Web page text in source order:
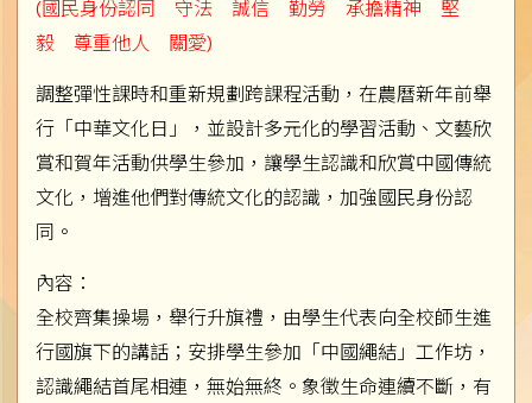
(國民身份認同 守法 誠信 勤勞 承擔精神 堅
毅 尊重他人 關愛)
調整彈性課時和重新規劃跨課程活動，在農曆新年前舉
行「中華文化日」，並設計多元化的學習活動、文藝欣
賞和賀年活動供學生參加，讓學生認識和欣賞中國傳統
文化，增進他們對傳統文化的認識，加強國民身份認
同。
內容：
全校齊集操場，舉行升旗禮，由學生代表向全校師生進
行國旗下的講話；安排學生參加「中國繩結」工作坊，
認識繩結首尾相連，無始無終。象徵生命連續不斷，有